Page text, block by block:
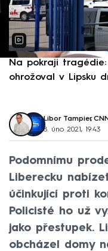
Na pokraji
ohrožoval v Lipsku
Libor Tampier,
8. úno 2021, 19:43
Podomnímu
Liberecku
účinkující proti
Policisté ho už
jako přestupek.
obcházel domy